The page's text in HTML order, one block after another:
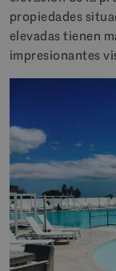
propiedades
elevadas tienen
impresionantes